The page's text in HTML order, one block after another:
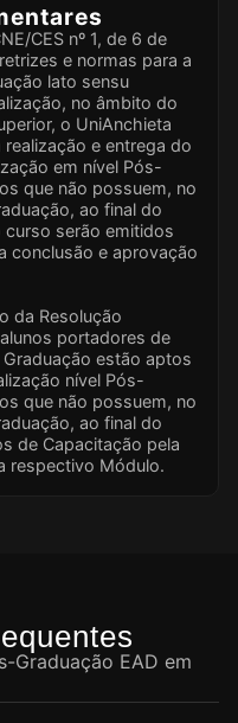
CES nº 1, de 6 de
e normas para a
lato sensu
no âmbito do
o UniAnchieta
e entrega do
em nível Pós-
que não possuem, no
ao final do
curso serão emitidos
conclusão e aprovação
da Resolução
portadores de
estão aptos
nível Pós-
que não possuem, no
ao final do
de Capacitação pela
respectivo Módulo.
Graduação EAD em